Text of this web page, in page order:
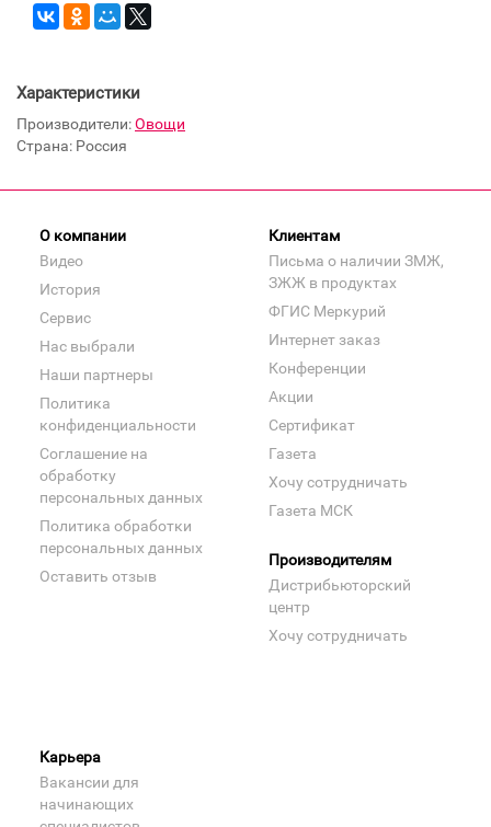
Характеристики
Производители:Овощи
Страна: Россия
О компании
Видео
История
Сервис
Нас выбрали
Наши партнеры
Политика
конфиденциальности
Соглашение на
обработку
персональных данных
Политика обработки
персональных данных
Оставить отзыв
Клиентам
Письма о наличии ЗМЖ,
ЗЖЖ в продуктах
ФГИС Меркурий
Интернет заказ
Конференции
Акции
Сертификат
Газета
Хочу сотрудничать
Газета МСК
Производителям
Дистрибьюторский
центр
Хочу сотрудничать
Карьера
Вакансии для
начинающих